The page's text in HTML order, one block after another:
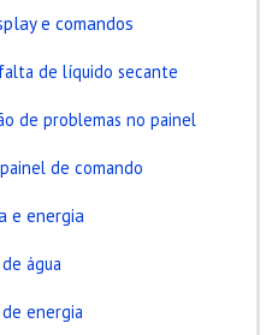
e comandos
de líquido secante
de problemas no painel
de comando
e energia
água
de energia